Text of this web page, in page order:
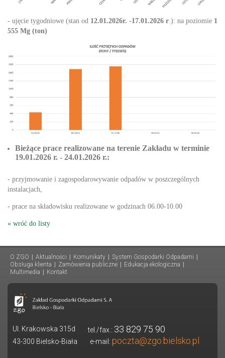
- ujęcie tygodniowe (stan od 12.01.2026r. -17.01.2026 r.): na poziomie 1
555 Mg (ton)
Bieżące prace realizowane na terenie Zakładu w terminie
19.01.2026 r. - 24.01.2026 r.:
- przyjmowanie i zagospodarowywanie odpadów w poszczególnych
instalacjach,
- prace na składowisku realizowane w godzinach 06.00-10.00
« wróć do listy
O ZGO Aktualności Komunikaty System Gospodarki Odpadami
Obsługa klienta
Zamówienia publiczne Edukacja ekologiczna
Multimedia
Kontakt
Ul. Krakowska 315d tel./fax.: 33 829 75 90
43-300 Bielsko-Biała e-mail: poczta@zgo.bielsko.pl